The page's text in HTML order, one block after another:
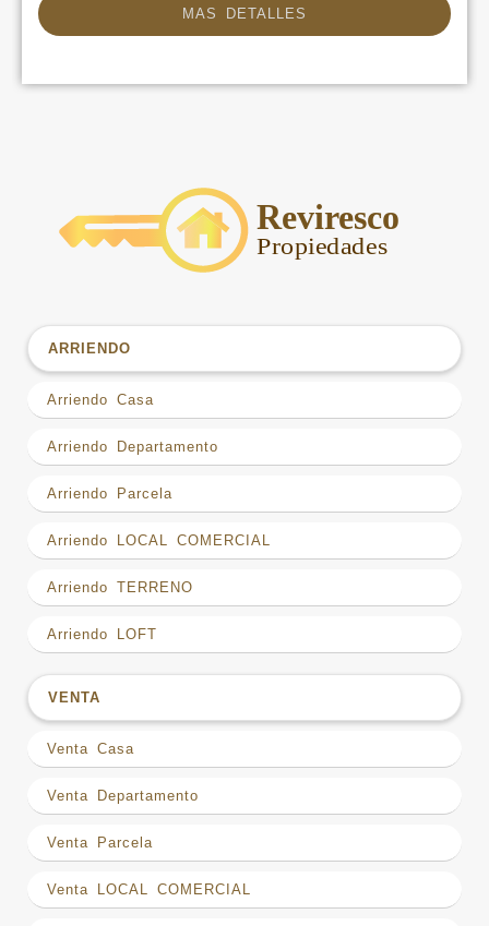
MAS DETALLES
ARRIENDO
Arriendo Casa
Arriendo Departamento
Arriendo Parcela
Arriendo LOCAL COMERCIAL
Arriendo TERRENO
Arriendo LOFT
VENTA
Venta Casa
Venta Departamento
Venta Parcela
Venta LOCAL COMERCIAL